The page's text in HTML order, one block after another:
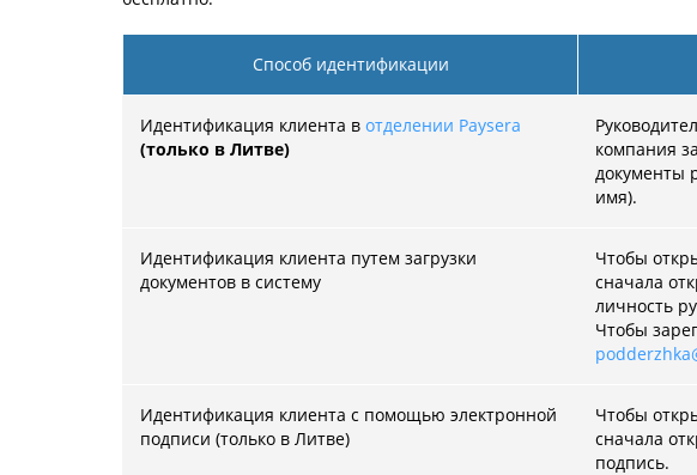
Способ идентификации
Идентификация клиента в отделении Paysera
(только в Литве)
компания
документы
имя).
Идентификация клиента путем загрузки
документов в систему
Чтобы
сначала
личность
Чтобы
Идентификация клиента с помощью электронной
подписи (только в Литве)
Чтобы
сначала
подпись.